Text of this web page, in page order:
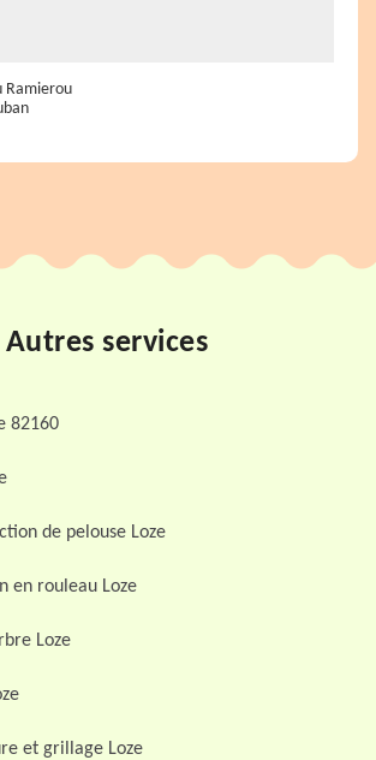
Ramierou
Autres services
82160
de pelouse Loze
en rouleau Loze
Loze
et grillage Loze